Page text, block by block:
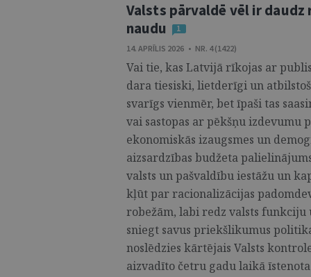
Valsts pārvaldē vēl ir
naudu
1
14. APRĪLIS 2026 • NR. 4 (1422)
Vai tie, kas Latvijā rīkojas ar
dara tiesiski, lietderīgi un
svarīgs vienmēr, bet īpaši tas
vai sastopas ar pēkšņu izdevumu
ekonomiskās izaugsmes un
aizsardzības budžeta
valsts un pašvaldību iestāžu un
kļūt par racionalizācijas
robežām, labi redz valsts
sniegt savus priekšlikumus
noslēdzies kārtējais Valsts
aizvadīto četru gadu laikā